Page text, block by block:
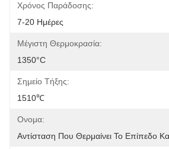
Χρόνος Παράδοσης:
7-20 Ημέρες
Μέγιστη Θερμοκρασία:
1350°C
Σημείο Τήξης:
1510℃
Ονομα:
Αντίσταση Που Θερμαίνει Το Επίπεδο